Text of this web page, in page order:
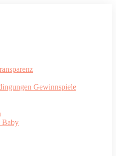
Gewinnspiele
Baby